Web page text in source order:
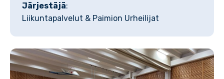
Järjestäjä:
Liikuntapalvelut & Paimion Urheilijat